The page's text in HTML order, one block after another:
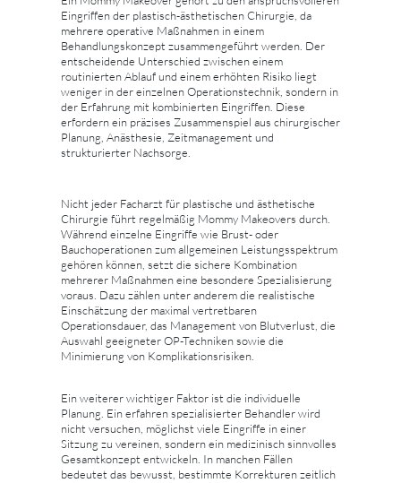
Eingriffen der plastisch-ästhetischen Chirurgie, da
mehrere operative Maßnahmen in einem
Behandlungskonzept zusammengeführt werden. Der
entscheidende Unterschied zwischen einem
routinierten Ablauf und einem erhöhten Risiko liegt
weniger in der einzelnen Operationstechnik, sondern in
der Erfahrung mit kombinierten Eingriffen. Diese
erfordern ein präzises Zusammenspiel aus chirurgischer
Planung, Anästhesie, Zeitmanagement und
strukturierter Nachsorge.
Nicht jeder Facharzt für plastische und ästhetische
Chirurgie führt regelmäßig Mommy Makeovers durch.
Während einzelne Eingriffe wie Brust- oder
Bauchoperationen zum allgemeinen Leistungsspektrum
gehören können, setzt die sichere Kombination
mehrerer Maßnahmen eine besondere Spezialisierung
voraus. Dazu zählen unter anderem die realistische
Einschätzung der maximal vertretbaren
Operationsdauer, das Management von Blutverlust, die
Auswahl geeigneter OP-Techniken sowie die
Minimierung von Komplikationsrisiken.
Ein weiterer wichtiger Faktor ist die individuelle
Planung. Ein erfahren spezialisierter Behandler wird
nicht versuchen, möglichst viele Eingriffe in einer
Sitzung zu vereinen, sondern ein medizinisch sinnvolles
Gesamtkonzept entwickeln. In manchen Fällen
bedeutet das bewusst, bestimmte Korrekturen zeitlich